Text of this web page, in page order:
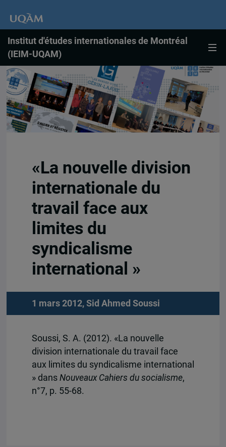
Institut d'études internationales de Montréal
(IEIM-UQAM)
«La nouvelle division
internationale du
travail face aux
limites du
syndicalisme
international »
1 mars 2012, Sid Ahmed Soussi
Soussi, S. A. (2012). «La nouvelle
division internationale du travail face
aux limites du syndicalisme international
» dansNouveaux Cahiers du socialisme,
n°7, p. 55-68.